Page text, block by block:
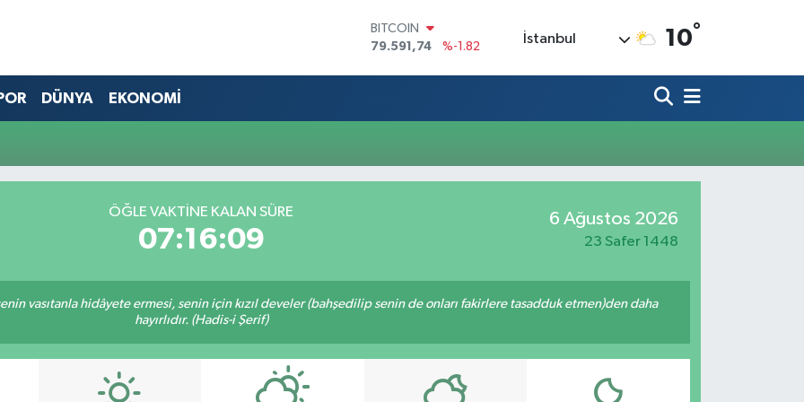
BITCOIN
79.591,74
%-1.82
53,38690
%0.19
İstanbul 10°
DÜNYA EKONOMİ
ÖĞLE VAKTİNE KALAN SÜRE
07:16:09
6 Ağustos 2026
23 Safer 1448
vasıtanla hidâyete ermesi, senin için kızıl develer (bahşedilip senin de onları fakirlere tasadduk etmen)den daha
hayırlıdır. (Hadis-i Şerif)